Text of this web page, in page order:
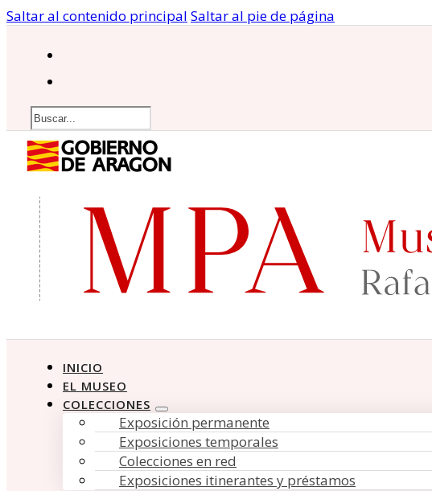
Saltar al contenido principal Saltar al pie de página
Buscar
INICIO
EL MUSEO
COLECCIONES
Exposición permanente
Exposiciones temporales
Colecciones en red
Exposiciones itinerantes y préstamos